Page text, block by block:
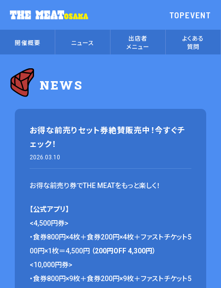
TOPEVENT
開催概要 ニュース
出店者
メニュー
よくある
質問
NEWS
お得な前売りセット券絶賛販売中！今すぐチ
ェック！
2026.03.10
お得な前売り券でTHE MEATをもっと楽しく！
【公式アプリ】
<4,500円券>
・食券800円×4枚＋食券200円×4枚＋ファストチケット5
00円×1枚＝4,500円 （200円OFF 4,300円）
<10,000円券>
・食券800円×9枚＋食券200円×9枚＋ファストチケット5